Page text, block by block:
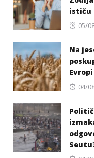
ističu
05/
Na
Evropi
04/